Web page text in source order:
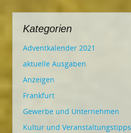
Kategorien
Adventkalender 2021
aktuelle Ausgaben
Anzeigen
Frankfurt
Gewerbe und Unternehmen
Kultur und Veranstaltungstipps